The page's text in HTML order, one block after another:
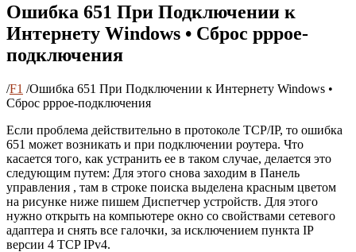
Ошибка 651 При Подключении к
Интернету Windows • Сброс pppoe-
подключения
/F1 /Ошибка 651 При Подключении к Интернету Windows •
Сброс pppoe-подключения
Если проблема действительно в протоколе TCP/IP, то ошибка
651 может возникать и при подключении роутера. Что
касается того, как устранить ее в таком случае, делается это
следующим путем: Для этого снова заходим в Панель
управления , там в строке поиска выделена красным цветом
на рисунке ниже пишем Диспетчер устройств. Для этого
нужно открыть на компьютере окно со свойствами сетевого
адаптера и снять все галочки, за исключением пункта IP
версии 4 TCP IPv4.